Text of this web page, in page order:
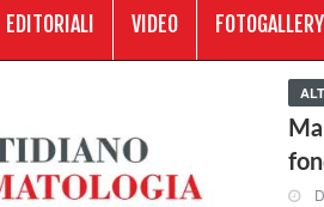
EDITORIALI VIDEO FOTOGALLERY